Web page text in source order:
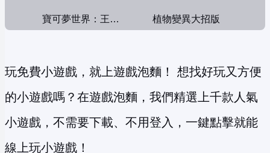
寶可夢世界：王者對決 植物變異大招版
玩免費小遊戲，就上遊戲泡麵！ 想找好玩又方便
的小遊戲嗎？在遊戲泡麵，我們精選上千款人氣
小遊戲，不需要下載、不用登入，一鍵點擊就能
線上玩小遊戲！